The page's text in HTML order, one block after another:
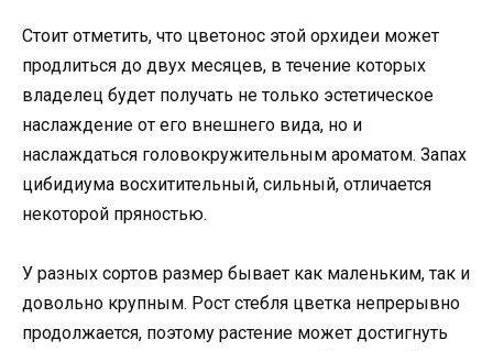
Стоит отметить, что цветонос этой орхидеи может
продлиться до двух месяцев, в течение которых
владелец будет получать не только эстетическое
наслаждение от его внешнего вида, но и
наслаждаться головокружительным ароматом. Запах
цибидиума восхитительный, сильный, отличается
некоторой пряностью.
У разных сортов размер бывает как маленьким, так и
довольно крупным. Рост стебля цветка непрерывно
продолжается, поэтому растение может достигнуть